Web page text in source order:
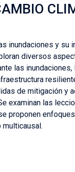
inundaciones y su
diversos
las inundaciones,
de mitigación y
examinan las
proponen